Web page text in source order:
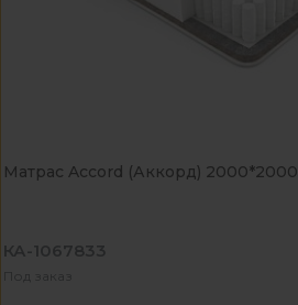
Матрас Accord (Аккорд) 2000*2000
КА-1067833
Под заказ